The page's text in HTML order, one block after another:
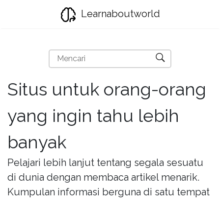
Learnaboutworld
Situs untuk orang-orang
yang ingin tahu lebih
banyak
Pelajari lebih lanjut tentang segala sesuatu
di dunia dengan membaca artikel menarik.
Kumpulan informasi berguna di satu tempat